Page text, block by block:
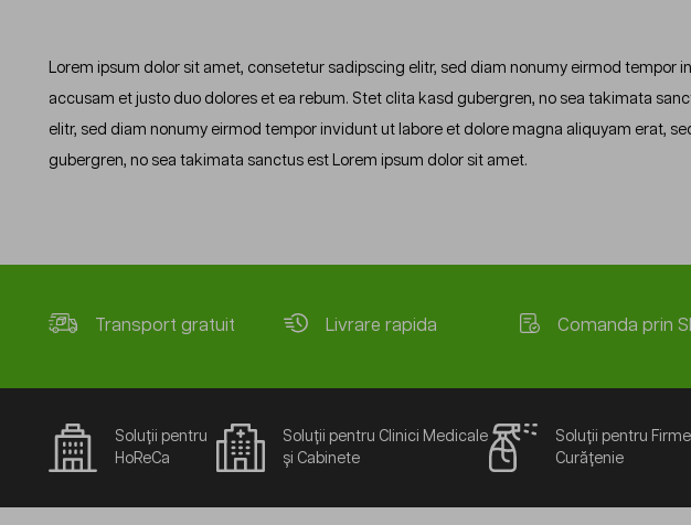
Lorem ipsum dolor sit amet, consetetur sadipscing elitr, sed diam nonumy eirmod
accusam et justo duo dolores et ea rebum. Stet clita kasd gubergren, no sea takimata
elitr, sed diam nonumy eirmod tempor invidunt ut labore et dolore magna aliquyam erat,
gubergren, no sea takimata sanctus est Lorem ipsum dolor sit amet.
Transport gratuit Livrare rapida Comanda prin
Soluții pentru
HoReCa
Soluții pentru Clinici Medicale
și Cabinete
Soluții pentru
Curățenie